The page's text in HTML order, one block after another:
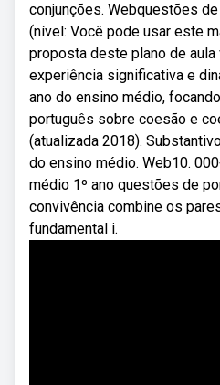
conjunções. Webquestões
(nível: Você pode usar este
proposta deste plano de
experiência significativa e
ano do ensino médio,
português sobre coesão e
(atualizada 2018).
do ensino médio. Web10.
médio 1º ano questões de
convivência combine os
fundamental i.